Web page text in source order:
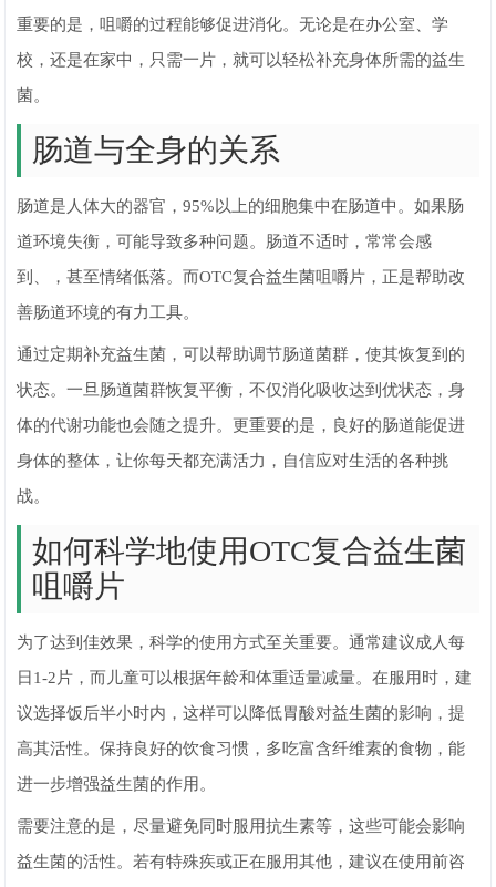
重要的是，咀嚼的过程能够促进消化。无论是在办公室、学
校，还是在家中，只需一片，就可以轻松补充身体所需的益生
菌。
肠道与全身的关系
肠道是人体大的器官，95%以上的细胞集中在肠道中。如果肠
道环境失衡，可能导致多种问题。肠道不适时，常常会感
到、，甚至情绪低落。而OTC复合益生菌咀嚼片，正是帮助改
善肠道环境的有力工具。
通过定期补充益生菌，可以帮助调节肠道菌群，使其恢复到的
状态。一旦肠道菌群恢复平衡，不仅消化吸收达到优状态，身
体的代谢功能也会随之提升。更重要的是，良好的肠道能促进
身体的整体，让你每天都充满活力，自信应对生活的各种挑
战。
如何科学地使用OTC复合益生菌
咀嚼片
为了达到佳效果，科学的使用方式至关重要。通常建议成人每
日1-2片，而儿童可以根据年龄和体重适量减量。在服用时，建
议选择饭后半小时内，这样可以降低胃酸对益生菌的影响，提
高其活性。保持良好的饮食习惯，多吃富含纤维素的食物，能
进一步增强益生菌的作用。
需要注意的是，尽量避免同时服用抗生素等，这些可能会影响
益生菌的活性。若有特殊疾或正在服用其他，建议在使用前咨